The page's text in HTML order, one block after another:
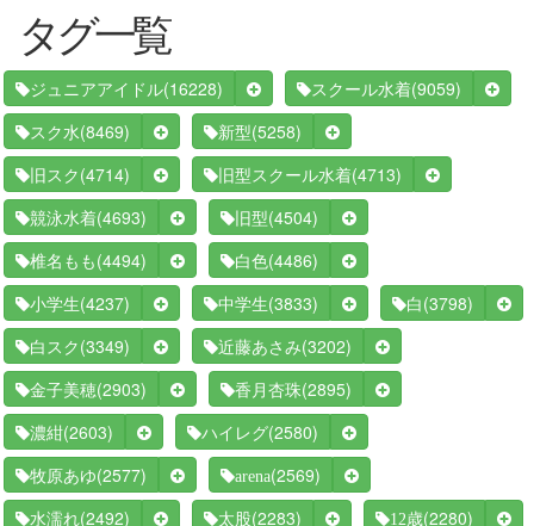
タグ一覧
ジュニアアイドル(16228) スクール水着(9059)
スク水(8469) 新型(5258)
旧スク (4714) 旧型スクール水着(4713)
競泳水着(4693) 旧型(4504)
椎名もも (4494) 白色(4486)
小学生(4237) 中学生(3833) 白 (3798)
白スク (3349) 近藤あさみ(3202)
金子美穂(2903) 香月杏珠(2895)
濃紺(2603) ハイレグ(2580)
牧原あゆ(2577) arena(2569)
水濡れ(2492) 太股(2283) 12歳(2280)